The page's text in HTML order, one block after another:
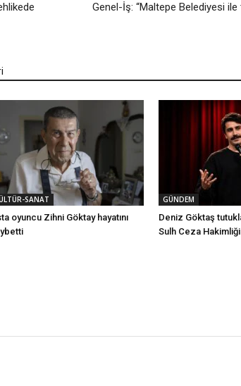
Genel-İş: “Maltepe Belediyesi
SANAT
oyuncu Zihni Göktay hayatını
GÜNDEM
Deniz Göktaş
Sulh Ceza